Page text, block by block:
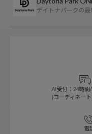
デイトナパークの最
AI受付：24時間
(コーディネー
電